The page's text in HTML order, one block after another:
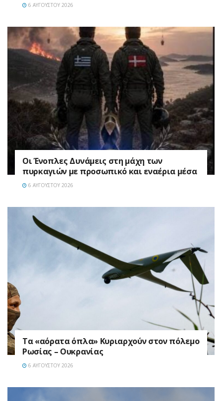
6 ΑΥΓΟΎΣΤΟΥ 2026
Οι Ένοπλες Δυνάμεις στη μάχη των
πυρκαγιών με προσωπικό και εναέρια μέσα
6 ΑΥΓΟΎΣΤΟΥ 2026
Τα «αόρατα όπλα» Κυριαρχούν στον πόλεμο
Ρωσίας – Ουκρανίας
6 ΑΥΓΟΎΣΤΟΥ 2026